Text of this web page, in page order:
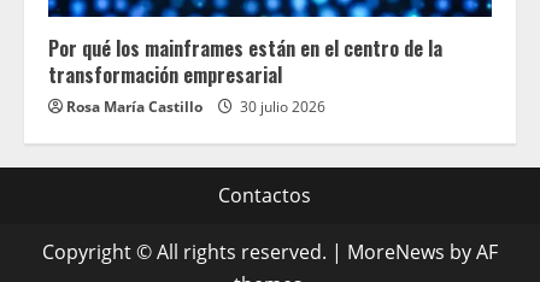
Por qué los mainframes están en el centro de la
transformación empresarial
Rosa María Castillo 30 julio 2026
Contactos
Copyright © All rights reserved. | MoreNews by AF